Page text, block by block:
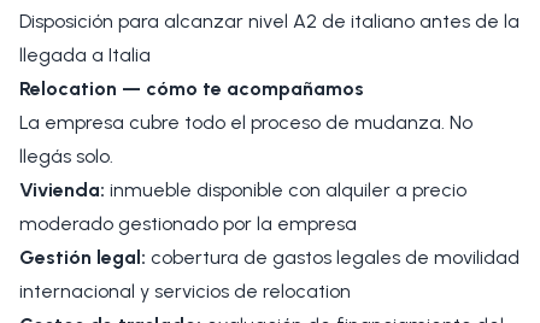
Disposición para alcanzar nivel A2 de italiano antes de la
llegada a Italia
Relocation — cómo te acompañamos
La empresa cubre todo el proceso de mudanza. No
llegás solo.
Vivienda: inmueble disponible con alquiler a precio
moderado gestionado por la empresa
Gestión legal: cobertura de gastos legales de movilidad
internacional y servicios de relocation